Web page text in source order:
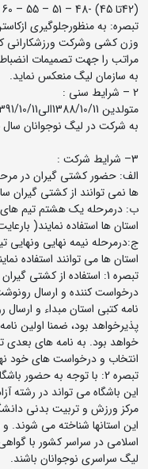
(42تا 45) -48 – 51 – 55 – 60 – 65 – 71 – 80 – 92 – 110 کیلو گرم
تبصره: به منظورجلوگیری
وزن کشی وشرکت ورزشکارانی
مراتب را جهت تصمیمات
به سازمان لیگ منعکس نماید.
2 – شرایط سنی :
به شرکت در لیگ نوجوانان سال 1405 خواهند بود.
3– شرایط شرکت :
الف: حضور کشتی گیران در
ها نمی توانند از کشتی گیران
ب: درمرحله یک هشتم تیم های
استان ها استفاده نمایند(
ج:درمرحله نیمه نهایی ونهایی
استان ها می توانند استفاده
تبصره 1: استفاده از کشتی
درخواست کننده و ارسال
نامه کتبی استان مبداء و
پذیرخواهد بود، ضمنا اولین
خواهد بود. به نامه های بعدی
انتخاب و درخواست های خود
تبصره 2: با توجه به حضور
این باشگاه می تواند در رشته
مرکز ورزش و تربیت بدنی
این استانها شناخته می شوند.
اسلامی در سراسر کشور با
لیگ سراسری نوجوانان باشند.